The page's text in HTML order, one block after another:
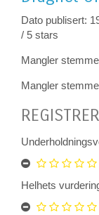
Dato publisert:
/ 5 stars
Mangler
Mangler
Helhets